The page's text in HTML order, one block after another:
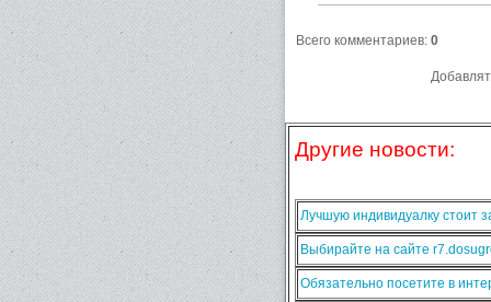
Всего комментариев: 0
Другие новости:
Лучшую индивидуалку стоит
Выбирайте на сайте
Обязательно посетите в